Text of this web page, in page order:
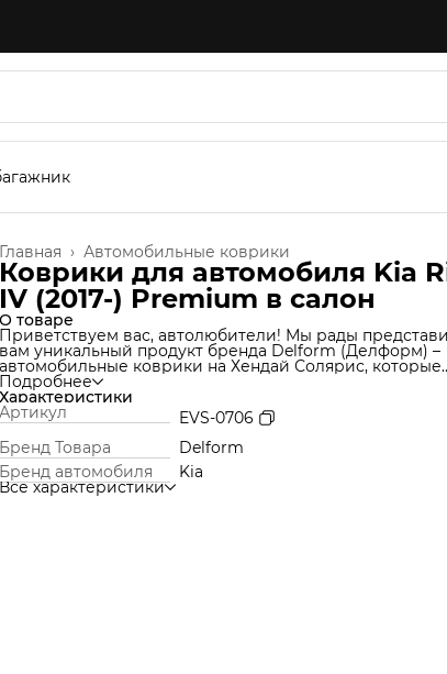
Автомобильные коврики
Главная ›
Коврики для автомобиля Kia
IV (2017-) Premium в cалон
О товаре
Приветствуем вас, автолюбители! Мы рады
вам уникальный продукт бренда Delform (Делформ) –
автомобильные коврики на Хендай Солярис, которые
станут незаменимым аксессуаром для вашего
Мы используем уникальную технологию
которая позволяет нам создавать коврики из
термоэластопласт (ТЭП), который идеально подходит
салон автомобиля и обеспечивает надежную защиту
грязи и влаги. Но это еще не все! Продукт Delform
включают в себя функции обычных ковров вместе с
функцией ковриков со специальными сотами (по
Подробнее
Характеристики
Артикул
EVS-0706
Бренд Товара
Delform
Бренд автомобиля
Kia
Все характеристики